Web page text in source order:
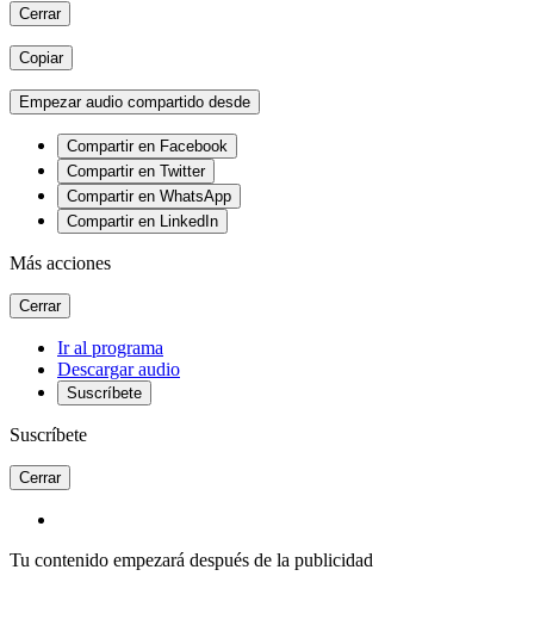
Cerrar
Copiar
Empezar audio compartido desde
Compartir en Facebook
Compartir en Twitter
Compartir en WhatsApp
Compartir en LinkedIn
Más acciones
Cerrar
Ir al programa
Descargar audio
Suscríbete
Suscríbete
Cerrar
Tu contenido empezará después de la publicidad